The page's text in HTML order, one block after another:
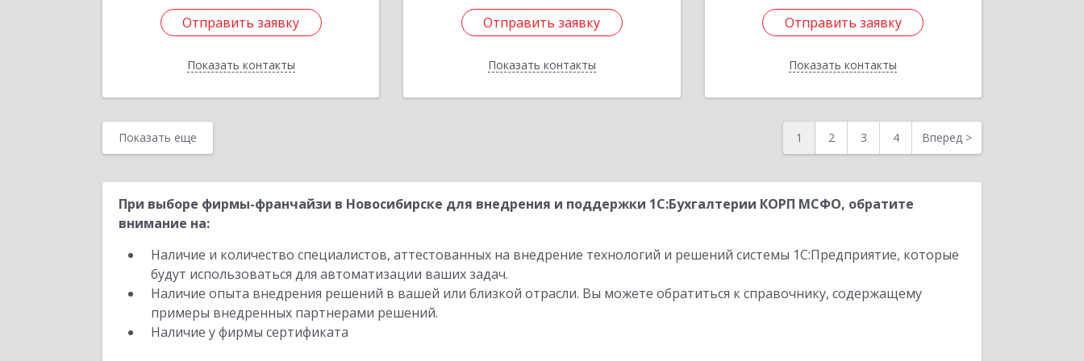
Отправить заявку
Показать контакты
Отправить заявку
Назад
Отправить заявку
Показать контакты
Отправить заявку
Назад
Отправить заявку
Показать контакты
Отправить заявку
Назад
Показать еще 1 2 3 4 Вперед >
При выборе фирмы-франчайзи в Новосибирске для внедрения и поддержки 1С:Бухгалтерии КОРП МСФО, обратите
внимание на:
Наличие и количество специалистов, аттестованных на внедрение технологий и решений системы 1С:Предприятие, которые
будут использоваться для автоматизации ваших задач.
Наличие опыта внедрения решений в вашей или близкой отрасли. Вы можете обратиться к справочнику, содержащему
примеры внедренных партнерами решений.
Наличие у фирмы сертификата